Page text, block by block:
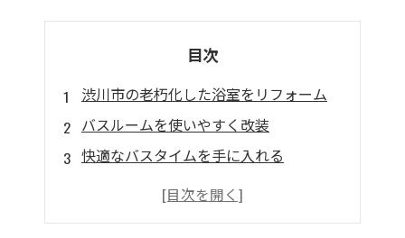
目次
渋川市の老朽化した浴室をリフォーム
バスルームを使いやすく改装
快適なバスタイムを手に入れる
浴室リフォームで快適な入浴空間を実現